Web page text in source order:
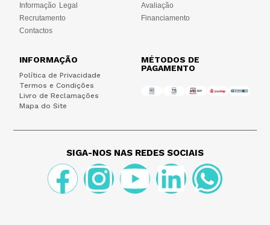
Informação Legal
Recrutamento
Contactos
Avaliação
Financiamento
INFORMAÇÃO
Política de Privacidade
Termos e Condições
Livro de Reclamações
Mapa do Site
MÉTODOS DE
PAGAMENTO
SIGA-NOS NAS REDES SOCIAIS